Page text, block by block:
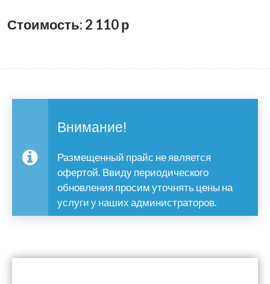
Стоимость: 2 110р
Внимание!
Размещенный прайс не является
офертой. Ввиду периодического
обновления просим уточнять цены на
услуги у наших администраторов.